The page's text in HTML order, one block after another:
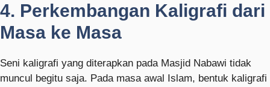
4. Perkembangan Kaligrafi dari
Masa ke Masa
Seni kaligrafi yang diterapkan pada Masjid Nabawi tidak
muncul begitu saja. Pada masa awal Islam, bentuk kaligrafi